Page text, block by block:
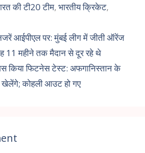
की टी20 टीम, भारतीय क्रिकेट,
आईपीएल पर: मुंबई लीग में जीती ऑरेंज
11 महीने तक मैदान से दूर रहे थे
किया फिटनेस टेस्ट: अफगानिस्तान के
कोहली आउट हो गए